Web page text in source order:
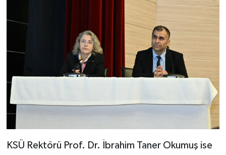
KSÜ Rektörü Prof. Dr. İbrahim Taner Okumuş ise